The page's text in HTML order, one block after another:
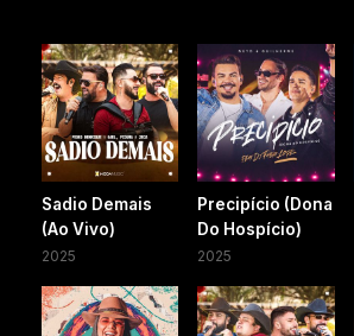
Sadio Demais
(Ao Vivo)
2025
Precipício (Dona
Do Hospício)
2025